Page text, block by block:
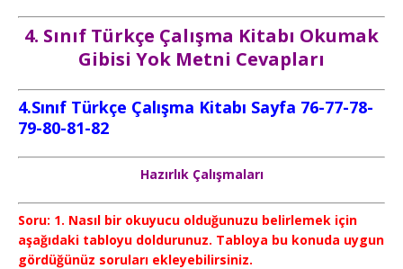
4. Sınıf Türkçe Çalışma Kitabı Okumak
Gibisi Yok Metni Cevapları
4.Sınıf Türkçe Çalışma Kitabı Sayfa 76-77-78-
79-80-81-82
Hazırlık Çalışmaları
Soru: 1. Nasıl bir okuyucu olduğunuzu belirlemek için
aşağıdaki tabloyu doldurunuz. Tabloya bu konuda uygun
gördüğünüz soruları ekleyebilirsiniz.